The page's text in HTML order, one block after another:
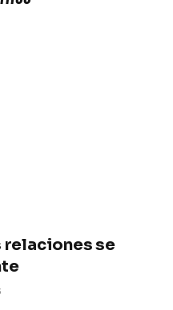
relaciones se